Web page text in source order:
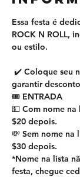
Essa festa é
ROCK N ROLL,
ou estilo.
✔️ Coloque seu
garantir
🎟 ENTRADA
💵 Com nome na
$20 depois.
💸 Sem nome na
$30 depois.
*Nome na lista
festa, chegue